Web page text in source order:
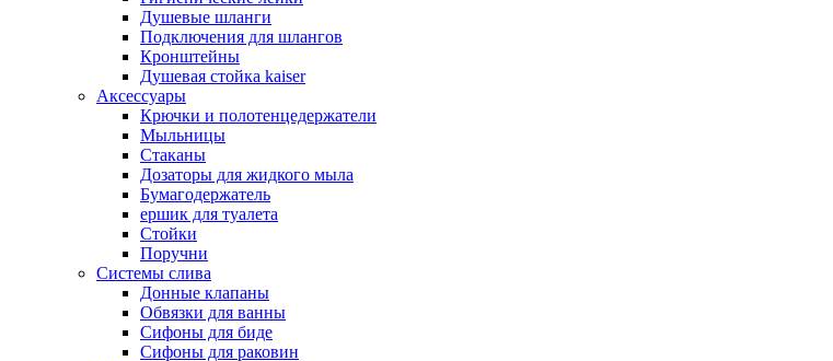
Душевые шланги
Подключения для шлангов
Кронштейны
Душевая стойка kaiser
Аксессуары
Крючки и полотенцедержатели
Мыльницы
Стаканы
Дозаторы для жидкого мыла
Бумагодержатель
ершик для туалета
Стойки
Поручни
Системы слива
Донные клапаны
Обвязки для ванны
Сифоны для биде
Сифоны для раковин